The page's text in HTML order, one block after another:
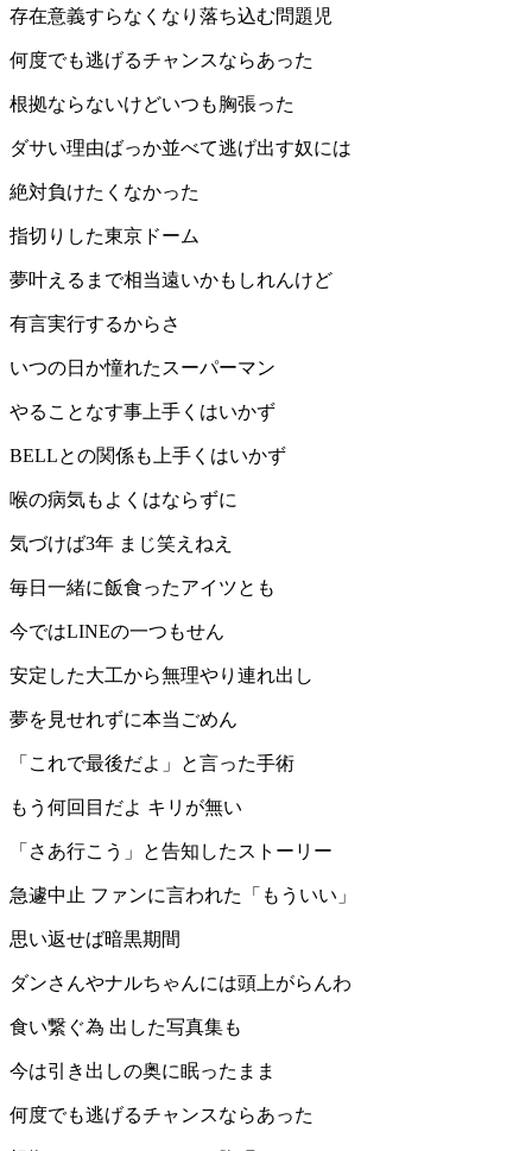
存在意義すらなくなり落ち込む問題児
何度でも逃げるチャンスならあった
根拠ならないけどいつも胸張った
ダサい理由ばっか並べて逃げ出す奴には
絶対負けたくなかった
指切りした東京ドーム
夢叶えるまで相当遠いかもしれんけど
有言実行するからさ
いつの日か憧れたスーパーマン
やることなす事上手くはいかず
BELLとの関係も上手くはいかず
喉の病気もよくはならずに
気づけば3年 まじ笑えねえ
毎日一緒に飯食ったアイツとも
今ではLINEの一つもせん
安定した大工から無理やり連れ出し
夢を見せれずに本当ごめん
「これで最後だよ」と言った手術
もう何回目だよ キリが無い
「さあ行こう」と告知したストーリー
急遽中止 ファンに言われた「もういい」
思い返せば暗黒期間
ダンさんやナルちゃんには頭上がらんわ
食い繋ぐ為 出した写真集も
今は引き出しの奥に眠ったまま
何度でも逃げるチャンスならあった